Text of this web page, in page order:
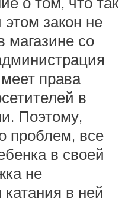
закон не
магазине со
права
в
Поэтому,
проблем, все
в своей
не
в ней